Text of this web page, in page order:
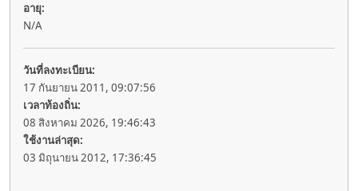
อายุ:
N/A
วันที่ลงทะเบียน:
17 กันยายน 2011, 09:07:56
เวลาท้องถิ่น:
08 สิงหาคม 2026, 19:46:43
ใช้งานล่าสุด:
03 มิถุนายน 2012, 17:36:45